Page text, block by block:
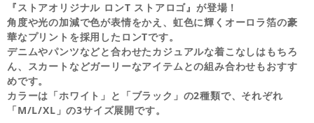
『ストアオリジナル ロンT ストアロゴ』が登場！
角度や光の加減で色が表情をかえ、虹色に輝くオーロラ箔の豪
華なプリントを採用したロンTです。
デニムやパンツなどと合わせたカジュアルな着こなしはもちろ
ん、スカートなどガーリーなアイテムとの組み合わせもおすす
めです。
カラーは「ホワイト」と「ブラック」の2種類で、それぞれ
「M/L/XL」の3サイズ展開です。